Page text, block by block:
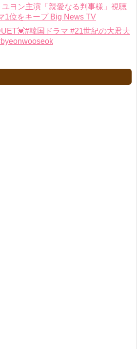
ヨン主演「親愛なる判事様」視聴
1位をキープ Big News TV
韓国ドラマ #21世紀の大君夫